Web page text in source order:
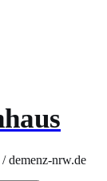
demenz-nrw.de